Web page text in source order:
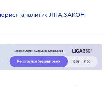
аналитик ЛІГА:ЗАКОН